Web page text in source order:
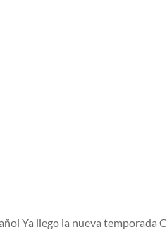
Ya llego la nueva temporada